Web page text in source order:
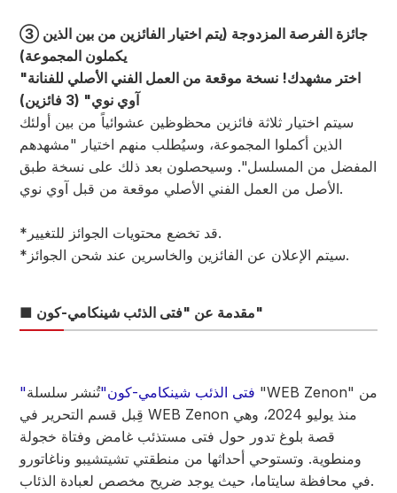
③ جائزة الفرصة المزدوجة (يتم اختيار الفائزين من بين الذين
يكملون المجموعة)
"اختر مشهدك! نسخة موقعة من العمل الفني الأصلي للفنانة
آوي نوي" (3 فائزين)
سيتم اختيار ثلاثة فائزين محظوظين عشوائياً من بين أولئك
الذين أكملوا المجموعة، وسيُطلب منهم اختيار "مشهدهم
المفضل من المسلسل". وسيحصلون بعد ذلك على نسخة طبق
الأصل من العمل الفني الأصلي موقعة من قبل آوي نوي.
*قد تخضع محتويات الجوائز للتغيير.
*سيتم الإعلان عن الفائزين والخاسرين عند شحن الجوائز.
■ مقدمة عن "فتى الذئب شينكامي-كون"
"فتى الذئب شينكامي-كون"تُنشر سلسلة "WEB Zenon" من
قِبل قسم التحرير في WEB Zenon منذ يوليو 2024، وهي
قصة بلوغ تدور حول فتى مستذئب غامض وفتاة خجولة
ومنطوية. وتستوحي أحداثها من منطقتي تشيتشيبو وناغاتورو
في محافظة سايتاما، حيث يوجد ضريح مخصص لعبادة الذئاب.